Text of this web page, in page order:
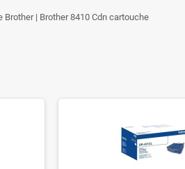
| Brother 8410 Cdn cartouche